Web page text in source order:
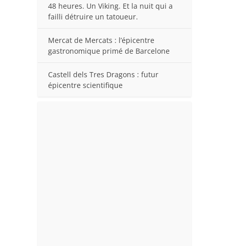
48 heures. Un Viking. Et la nuit qui a
failli détruire un tatoueur.
Mercat de Mercats : l’épicentre
gastronomique primé de Barcelone
Castell dels Tres Dragons : futur
épicentre scientifique